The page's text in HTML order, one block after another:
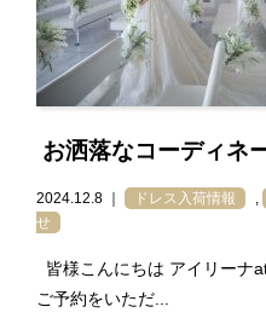
お洒落なコーディネ
2024.12.8 ｜ ドレス入荷情報
せ
皆様こんにちは アイリー
ご予約をいただ...